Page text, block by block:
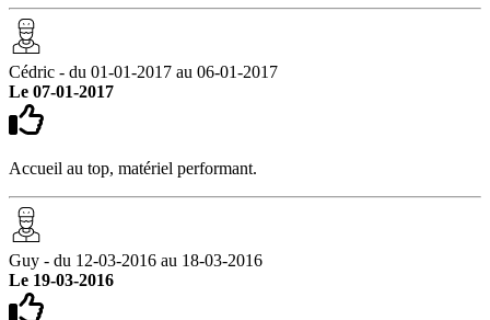
Cédric - du 01-01-2017 au 06-01-2017
Le 07-01-2017
Accueil au top, matériel performant.
Guy - du 12-03-2016 au 18-03-2016
Le 19-03-2016